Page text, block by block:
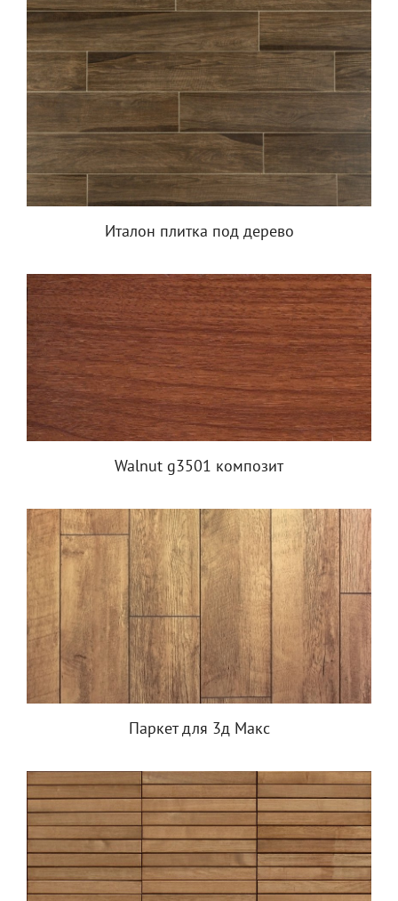
Италон плитка под дерево
Walnut g3501 композит
Паркет для 3д Макс